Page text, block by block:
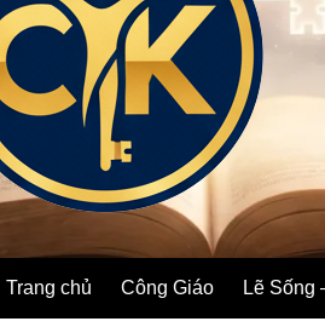
Trang chủ Công Giáo Lẽ Sống